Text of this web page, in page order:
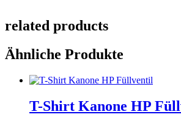
related products
Ähnliche Produkte
T-Shirt Kanone HP